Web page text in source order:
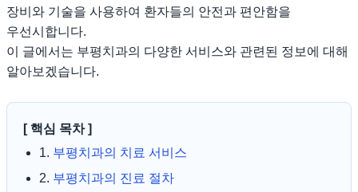
장비와 기술을 사용하여 환자들의 안전과 편안함을
우선시합니다.
이 글에서는 부평치과의 다양한 서비스와 관련된 정보에 대해
알아보겠습니다.
[ 핵심 목차 ]
1. 부평치과의 치료 서비스
2. 부평치과의 진료 절차